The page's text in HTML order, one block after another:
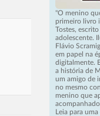
"O menino
primeiro livro
Tostes,
adolescente.
Flávio
em papel na
digitalmente.
a história de
um amigo de
no mesmo
menino que
Leia para